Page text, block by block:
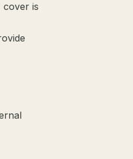
cover is